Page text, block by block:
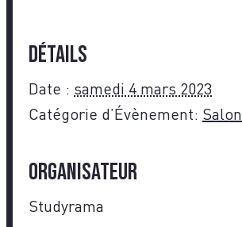
Détails
Date : samedi 4 mars 2023
Catégorie d’Évènement: Salon
Organisateur
Studyrama